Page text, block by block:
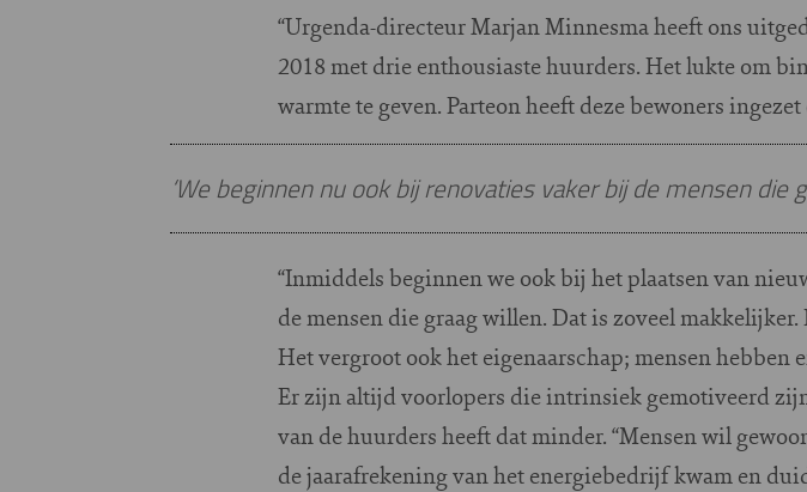
“Urgenda-directeur Marjan Minnesma heeft ons
2018 met drie enthousiaste huurders. Het lukte om
warmte te geven. Parteon heeft deze bewoners
‘We beginnen nu ook bij renovaties vaker bij de mensen die
“Inmiddels beginnen we ook bij het plaatsen van
de mensen die graag willen. Dat is zoveel
Het vergroot ook het eigenaarschap; mensen hebben
Er zijn altijd voorlopers die intrinsiek gemotiveerd
van de huurders heeft dat minder. “Mensen wil
de jaarafrekening van het energiebedrijf kwam en